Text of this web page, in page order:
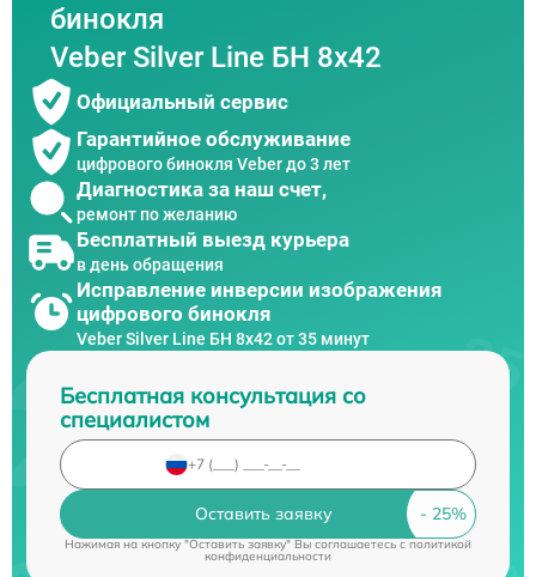
бинокля
Veber Silver Line БН 8x42
Официальный сервис
Гарантийное обслуживание
цифрового бинокля Veber до 3 лет
Диагностика за наш счет,
ремонт по желанию
Бесплатный выезд курьера
в день обращения
Исправление инверсии изображения
цифрового бинокля
Veber Silver Line БН 8x42 от 35 минут
Бесплатная консультация со
специалистом
Оставить заявку
Нажимая на кнопку "Оставить заявку" Вы соглашаетесь cполитикой
конфиденциальности